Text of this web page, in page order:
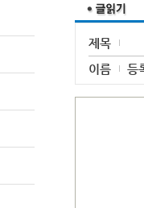
제목
이름
등